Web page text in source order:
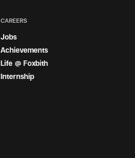
CAREERS
Jobs
Achievements
Life @ Foxbith
Internship